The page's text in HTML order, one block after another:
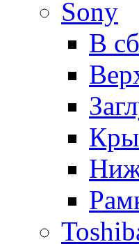
Sony
В